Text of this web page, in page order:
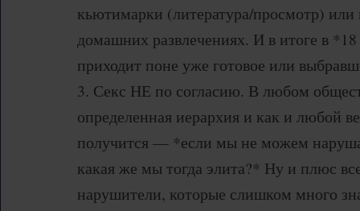
кьютимарки (литература/просмотр) или
домашних развлечениях. И в итоге в
приходит поне уже готовое или
3. Секс НЕ по согласию. В любом
определенная иерархия и как и любой
получится — *если мы не можем
какая же мы тогда элита?* Ну и плюс
нарушители, которые слишком много